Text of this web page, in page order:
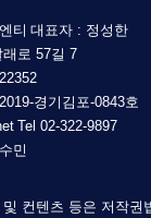
티 대표자 : 정성한
로 57길 7
경기김포-0843호
Tel 02-322-9897
민
컨텐츠 등은 저작권